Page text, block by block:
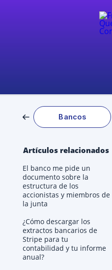
Bancos
Artículos relacionados
El banco me pide un
documento sobre la
estructura de los
accionistas y miembros de
la junta
¿Cómo descargar los
extractos bancarios de
Stripe para tu
contabilidad y tu informe
anual?